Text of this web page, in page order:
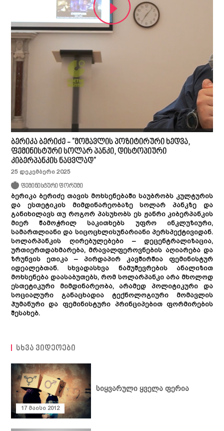
განცხადებები
საქმიანობა
ბერიკა ბერიძე - "მომავლის პოზიტირური ხედვა,
ფემინისტური სოლარ პანკი, დისტოპიური
კიბერპანკის ნაცვლად"
25 დეკემბერი 2025
ფემინისტური ფორუმი
ბერიკა ბერიძე თავის მოხსენებაში საუბრობს კულტურის
და ესთეტიკის მიმდინარეობაზე სოლარ პანკზე და
განიხილავს თუ როგორ პასუხობს ეს ჟანრი კიბერპანკის
მიერ წამოჭრილ საკითხებს უფრო ინკლუზიური,
სამართლიანი და სიცოცხლისუნარიანი პერსპექტივიდან.
სოლარპანკის ღირებულებები – დეცენტრალიზაცია,
ურთიერთდახმარება, მრავალფეროვნების აღიარება და
ზრუნვის ეთიკა – პირდაპირ კავშირშია ფემინისტურ
იდეალებთან. სხვადასხვა ნამუშევრების ანალიზით
მოხსენება დაასაბუთებს, რომ სოლარპანკი არა მხოლოდ
ესთეტიკური მიმდინარეობა, არამედ პოლიტიკური და
სოციალური განაცხადია ტექნოლოგიური მომავლის
ჰუმანური და ფემინისტური პრინციპებით ფორმირების
შესახებ.
სხვა ვიდეოები
სიყვარული ყველა ფერია
17 მაისი 2012